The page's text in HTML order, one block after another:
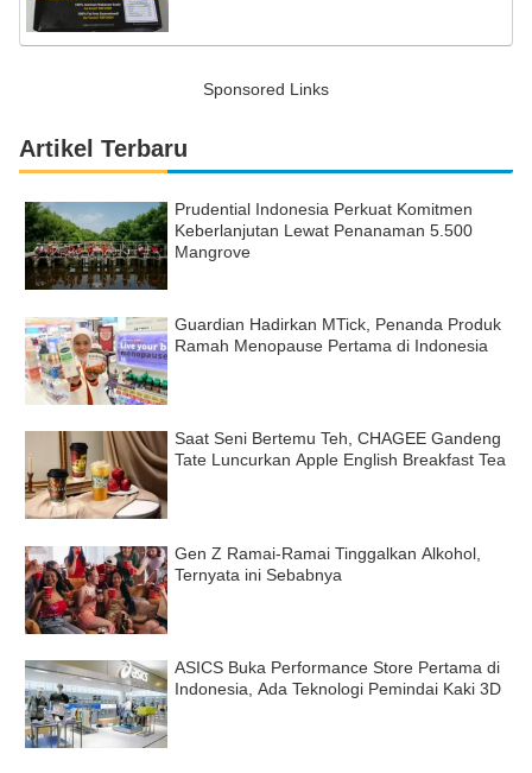
Sponsored Links
Artikel Terbaru
Prudential Indonesia Perkuat Komitmen
Keberlanjutan Lewat Penanaman 5.500
Mangrove
Guardian Hadirkan MTick, Penanda Produk
Ramah Menopause Pertama di Indonesia
Saat Seni Bertemu Teh, CHAGEE Gandeng
Tate Luncurkan Apple English Breakfast Tea
Gen Z Ramai-Ramai Tinggalkan Alkohol,
Ternyata ini Sebabnya
ASICS Buka Performance Store Pertama di
Indonesia, Ada Teknologi Pemindai Kaki 3D